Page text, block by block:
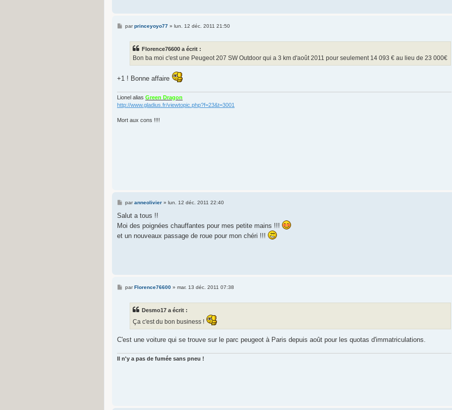
Mparprinceyoyo77» lun. 12 déc. 2011 21:50
Florence76600 a écrit :
Bon ba moi c'est une Peugeot 207 SW Outdoor qui a 3 km d'août 2011 pour seulement 14 093 € au lieu de 23 000€
+1 ! Bonne affaire
Lionel alias Green Dragon
http://www.gladius.fr/viewtopic.php?f=23&t=3001
Mort aux cons !!!!
M
s
a
e
paranneolivier» lun. 12 déc. 2011 22:40
Salut a tous !!
Moi des poignées chauffantes pour mes petite mains !!!
et un nouveaux passage de roue pour mon chéri !!!
MparFlorence76600» mar. 13 déc. 2011 07:38
Desmo17 a écrit :
Ça c'est du bon business !
C'est une voiture qui se trouve sur le parc peugeot à Paris depuis août pour les quotas d'immatriculations.
Il n'y a pas de fumée sans pneu !